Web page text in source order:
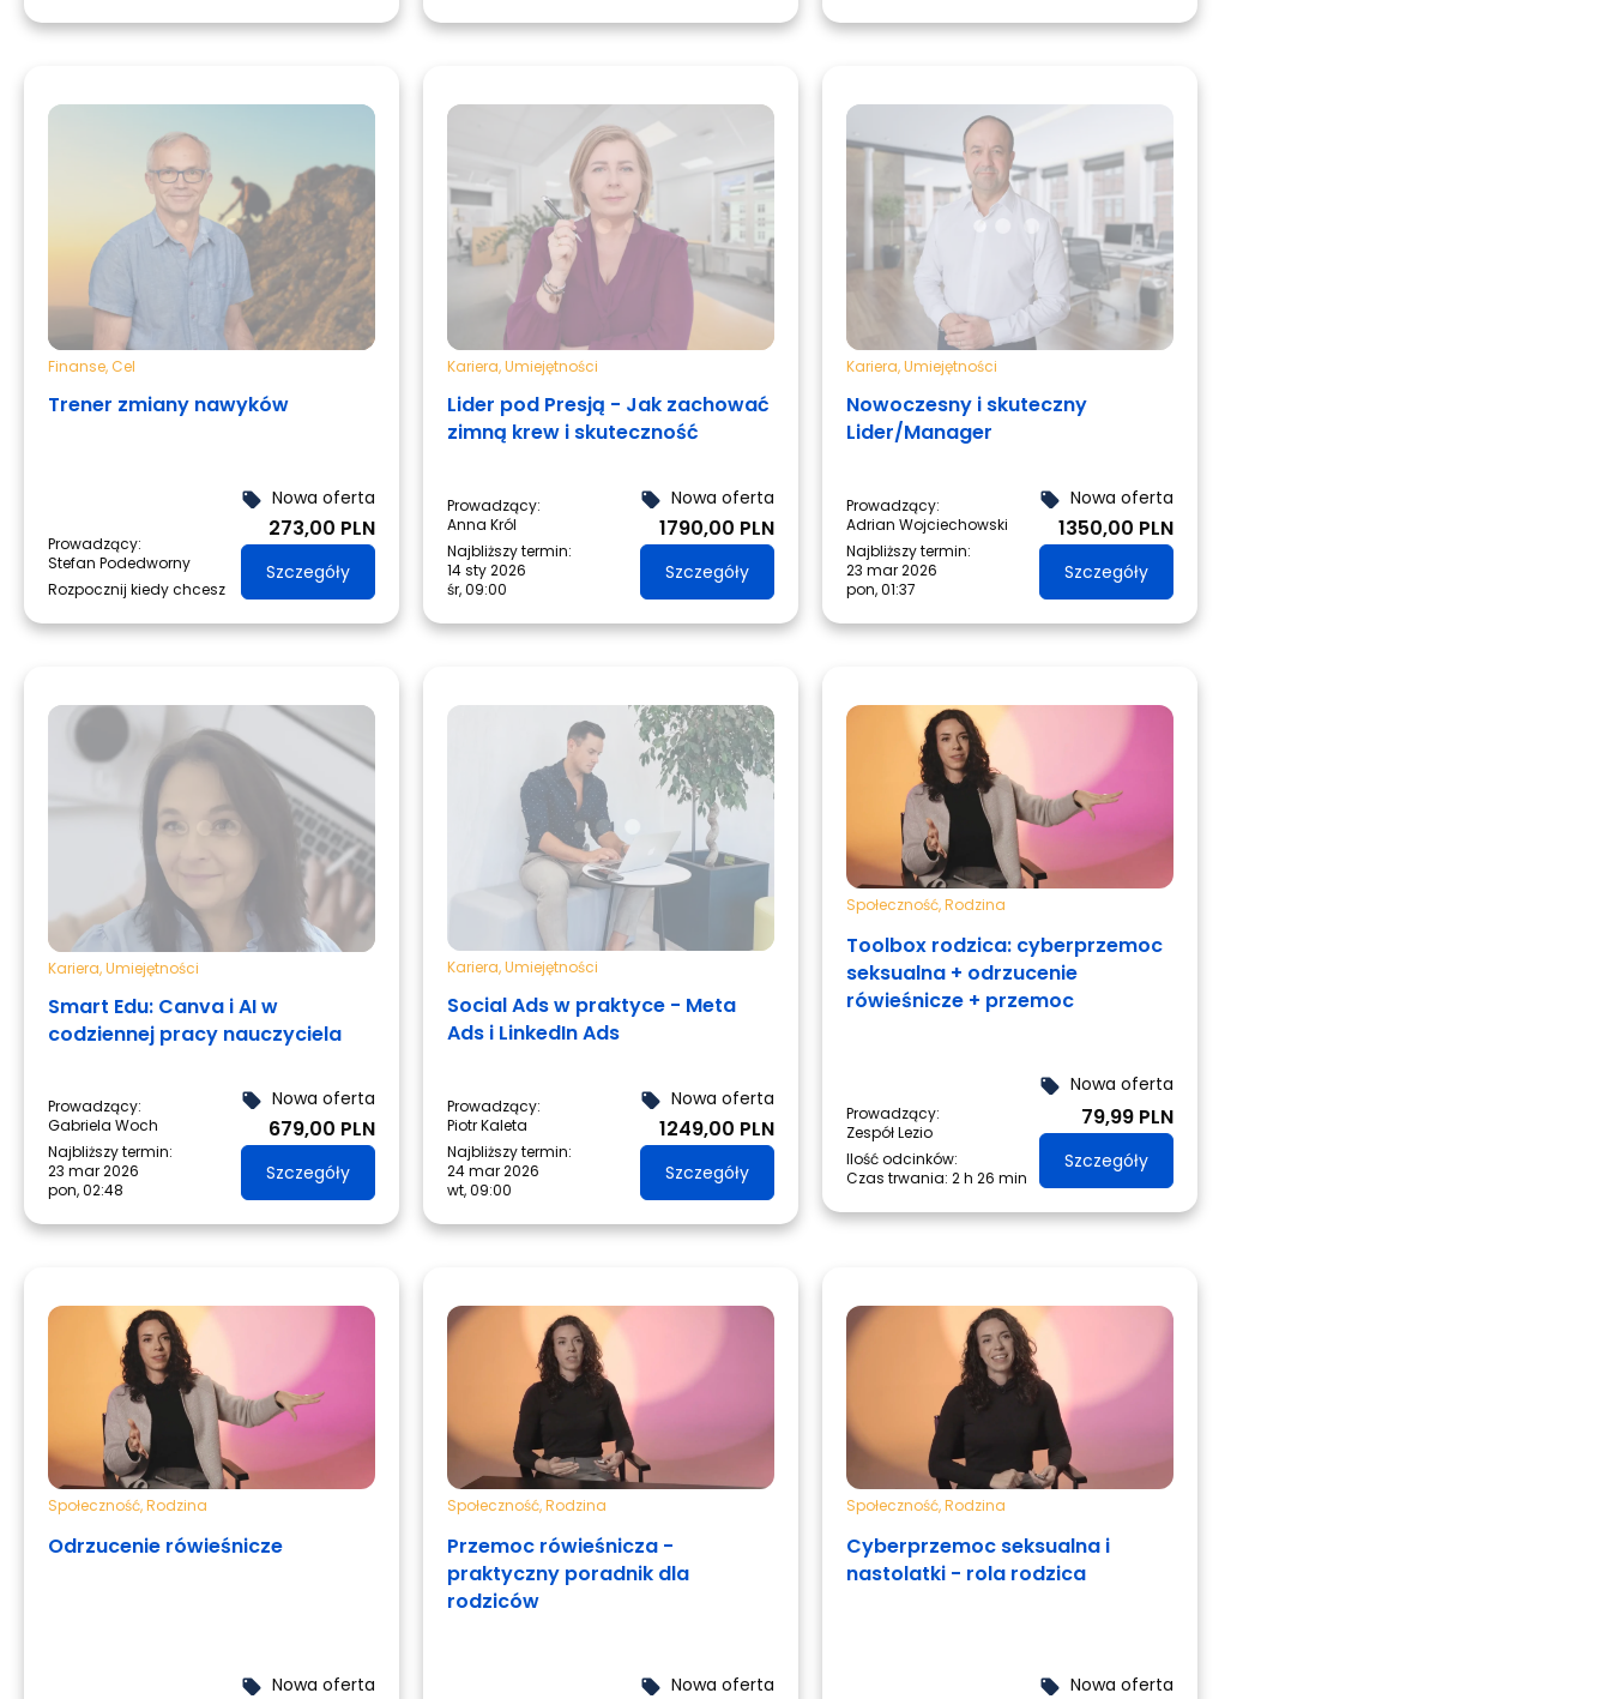
Finanse, Cel
Trener zmiany nawyków
Prowadzący:
Stefan Podedworny
Rozpocznij kiedy chcesz
local_offer Nowa oferta
273,00 PLN
Szczegóły
Kariera,Umiejętności
Lider pod Presją - Jak zachować
zimną krew i skuteczność
Prowadzący:
Anna Król
Najbliższy termin:
14 sty 2026
śr, 09:00
local_offer Nowa oferta
1790,00 PLN
Szczegóły
Kariera,Umiejętności
Nowoczesny i skuteczny
Lider/Manager
Prowadzący:
Adrian Wojciechowski
Najbliższy termin:
23 mar 2026
pon, 01:37
local_offer Nowa oferta
1350,00 PLN
Szczegóły
Kariera,Umiejętności
Smart Edu: Canva i AI w
codziennej pracy nauczyciela
Prowadzący:
Gabriela Woch
Najbliższy termin:
23 mar 2026
pon, 02:48
local_offer Nowa oferta
679,00 PLN
Szczegóły
Kariera,Umiejętności
Social Ads w praktyce - Meta
Ads i LinkedIn Ads
Prowadzący:
Piotr Kaleta
Najbliższy termin:
24 mar 2026
wt, 09:00
local_offer Nowa oferta
1249,00 PLN
Szczegóły
Społeczność,Rodzina
Toolbox rodzica: cyberprzemoc
seksualna + odrzucenie
rówieśnicze + przemoc
Prowadzący:
Zespół Lezio
Ilość odcinków:
Czas trwania: 2 h 26 min
local_offer Nowa oferta
79,99 PLN
Szczegóły
Społeczność,Rodzina
Odrzucenie rówieśnicze
local_offer Nowa oferta
Społeczność,Rodzina
Przemoc rówieśnicza -
praktyczny poradnik dla
rodziców
local_offer Nowa oferta
Społeczność,Rodzina
Cyberprzemoc seksualna i
nastolatki - rola rodzica
local_offer Nowa oferta